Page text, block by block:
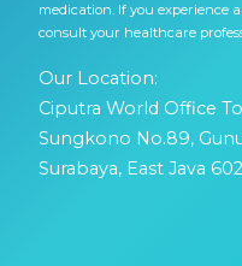
medication. If you experience
consult your healthcare
Our Location:
Ciputra World Office
Sungkono No.89,
Surabaya, East Java